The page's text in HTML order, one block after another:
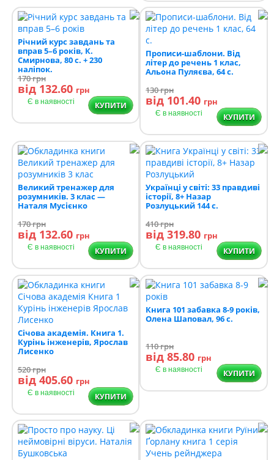
Річний курс завдань та
вправ 5–6 років, К.
Смирнова, 80 с. + 230
наліпок.
170грн
від 132.60 грн
Є в наявності КУПИТИ
Прописи-шаблони. Від
літер до речень 1 клас,
Альона Пуляєва, 64 с.
130грн
від 101.40 грн
Є в наявності КУПИТИ
Великий тренажер для
розумників. 3 клас —
Наталя Мусієнко
170грн
від 132.60 грн
Є в наявності КУПИТИ
Українці у світі: 33 правдиві
історії, 8+ Назар
Розлуцький 144 с.
410грн
від 319.80 грн
Є в наявності КУПИТИ
Січова академія. Книга 1.
Курінь інженерів, Ярослав
Лисенко
520грн
від 405.60 грн
Є в наявності КУПИТИ
Книга 101 забавка 8-9 років,
Олена Шаповал, 96 с.
110грн
від 85.80 грн
Є в наявності КУПИТИ